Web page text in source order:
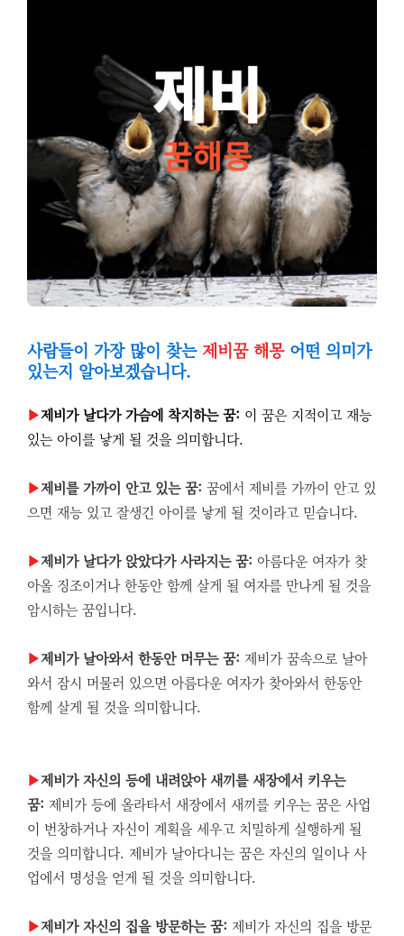
사람들이 가장 많이 찾는 제비꿈 해몽어떤 의미가
있는지 알아보겠습니다.
▶제비가 날다가 가슴에 착지하는 꿈: 이 꿈은 지적이고 재능
있는 아이를 낳게 될 것을 의미합니다.
▶제비를 가까이 안고 있는 꿈: 꿈에서 제비를 가까이 안고 있
으면 재능 있고 잘생긴 아이를 낳게 될 것이라고 믿습니다.
▶제비가 날다가 앉았다가 사라지는 꿈: 아름다운 여자가 찾
아올 징조이거나 한동안 함께 살게 될 여자를 만나게 될 것을
암시하는 꿈입니다.
▶제비가 날아와서 한동안 머무는 꿈: 제비가 꿈속으로 날아
와서 잠시 머물러 있으면 아름다운 여자가 찾아와서 한동안
함께 살게 될 것을 의미합니다.
▶제비가 자신의 등에 내려앉아 새끼를 새장에서 키우는
꿈: 제비가 등에 올라타서 새장에서 새끼를 키우는 꿈은 사업
이 번창하거나 자신이 계획을 세우고 치밀하게 실행하게 될
것을 의미합니다. 제비가 날아다니는 꿈은 자신의 일이나 사
업에서 명성을 얻게 될 것을 의미합니다.
▶제비가 자신의 집을 방문하는 꿈: 제비가 자신의 집을 방문